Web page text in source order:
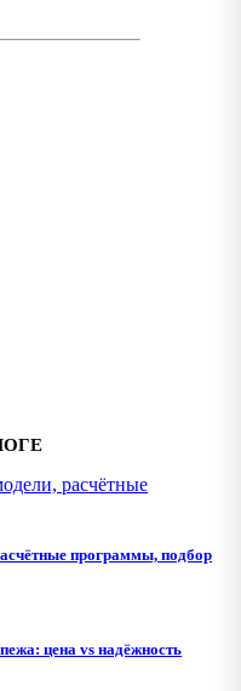
программы, подбор
цена vs надёжность